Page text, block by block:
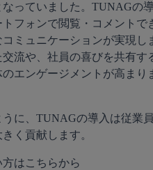
っていました。TUNAGの
フォンで閲覧・コメントで
ミュニケーションが実現し
流や、社員の喜びを共有す
エンゲージメントが高まり
に、TUNAGの導入は従業
く貢献します。
方はこちらから